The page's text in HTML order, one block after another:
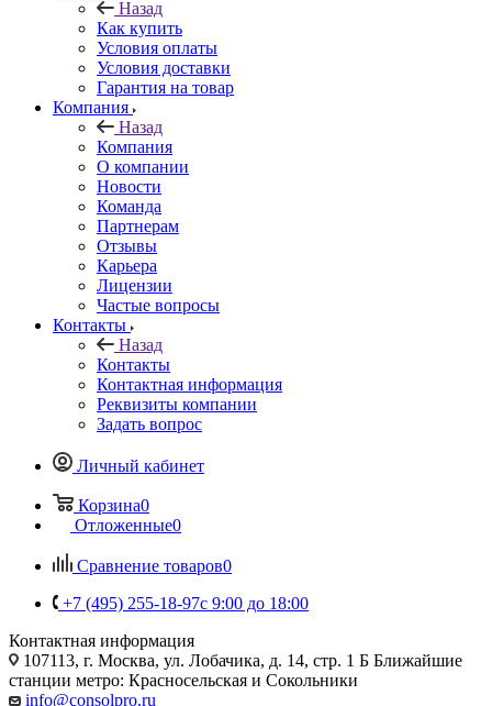
Назад
Как купить
Условия оплаты
Условия доставки
Гарантия на товар
Компания
Назад
Компания
О компании
Новости
Команда
Партнерам
Отзывы
Карьера
Лицензии
Частые вопросы
Контакты
Назад
Контакты
Контактная информация
Реквизиты компании
Задать вопрос
Личный кабинет
Корзина0
Отложенные0
Сравнение товаров0
+7 (495) 255-18-97с 9:00 до 18:00
Контактная информация
107113, г. Москва, ул. Лобачика, д. 14, стр. 1 Б Ближайшие
станции метро: Красносельская и Сокольники
info@consolpro.ru